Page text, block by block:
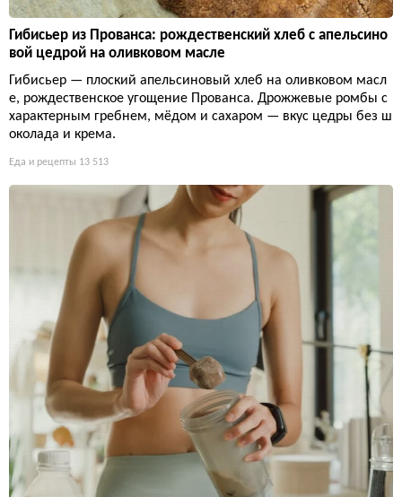
Гибисьер из Прованса: рождественский хлеб с апельсино
вой цедрой на оливковом масле
Гибисьер — плоский апельсиновый хлеб на оливковом масл
е, рождественское угощение Прованса. Дрожжевые ромбы с
характерным гребнем, мёдом и сахаром — вкус цедры без ш
околада и крема.
Еда и рецепты 13 513